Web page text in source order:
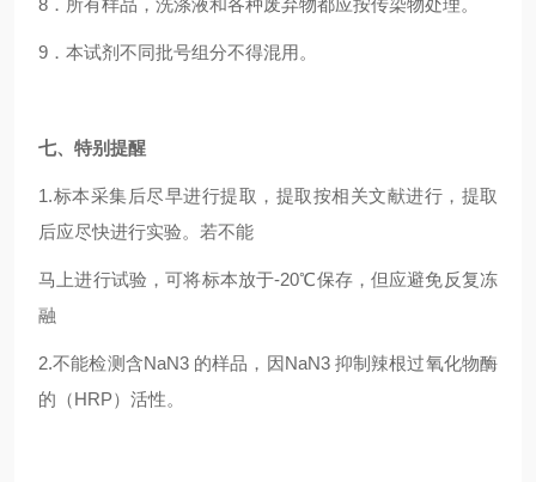
8 ．所有样品，洗涤液和各种废弃物都应按传染物处理。
9 ．本试剂不同批号组分不得混用。
七、特别提醒
1.标本采集后尽早进行提取，提取按相关文献进行，提取
后应尽快进行实验。若不能
马上进行试验，可将标本放于-20℃保存，但应避免反复冻
融
2.不能检测含NaN3 的样品，因NaN3 抑制辣根过氧化物酶
的（HRP）活性。